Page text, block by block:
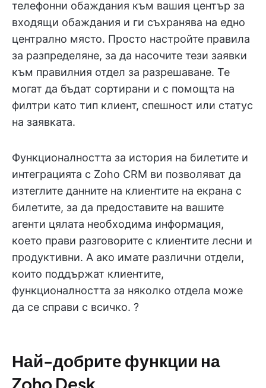
телефонни обаждания към вашия център за
входящи обаждания и ги съхранява на едно
централно място. Просто настройте правила
за разпределяне, за да насочите тези заявки
към правилния отдел за разрешаване. Те
могат да бъдат сортирани и с помощта на
филтри като тип клиент, спешност или статус
на заявката.
Функционалността за история на билетите и
интеграцията с Zoho CRM ви позволяват да
изтеглите данните на клиентите на екрана с
билетите, за да предоставите на вашите
агенти цялата необходима информация,
което прави разговорите с клиентите лесни и
продуктивни. А ако имате различни отдели,
които поддържат клиентите,
функционалността за няколко отдела може
да се справи с всичко. ?
Най-добрите функции на
Zoho Desk